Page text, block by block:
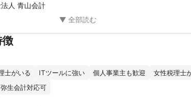
人 青山会計
徴
士がいる ITツールに強い 個人事業主も歓迎
女性税理士
弥生会計対応可